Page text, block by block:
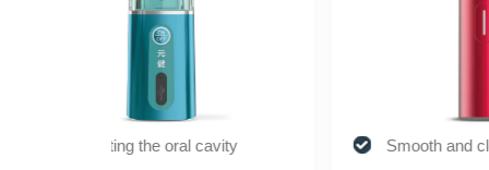
Smooth and clean face